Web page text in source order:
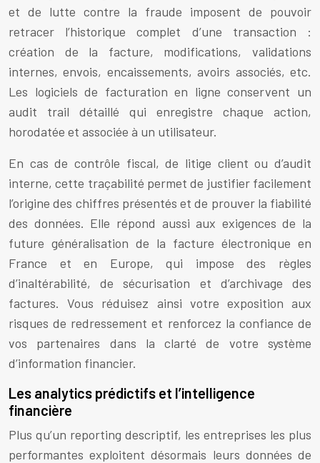
et de lutte contre la fraude imposent de pouvoir
retracer l’historique complet d’une transaction :
création de la facture, modifications, validations
internes, envois, encaissements, avoirs associés, etc.
Les logiciels de facturation en ligne conservent un
audit trail détaillé qui enregistre chaque action,
horodatée et associée à un utilisateur.
En cas de contrôle fiscal, de litige client ou d’audit
interne, cette traçabilité permet de justifier facilement
l’origine des chiffres présentés et de prouver la fiabilité
des données. Elle répond aussi aux exigences de la
future généralisation de la facture électronique en
France et en Europe, qui impose des règles
d’inaltérabilité, de sécurisation et d’archivage des
factures. Vous réduisez ainsi votre exposition aux
risques de redressement et renforcez la confiance de
vos partenaires dans la clarté de votre système
d’information financier.
Les analytics prédictifs et l’intelligence
financière
Plus qu’un reporting descriptif, les entreprises les plus
performantes exploitent désormais leurs données de